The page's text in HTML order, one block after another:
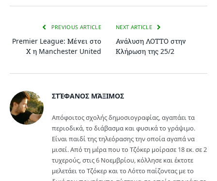
PREVIOUS ARTICLE
Premier League: Μένει στο
Χ η Manchester United
NEXT ARTICLE
Ανάλυση ΛΟΤΤΟ στην
Κλήρωση της 25/2
ΣΤΈΦΑΝΟΣ ΜΆΞΙΜΟΣ
Απόφοιτος σχολής δημοσιογραφίας, αγαπάει τα
περιοδικά, το διάβασμα και φυσικά το γράψιμο.
Είναι παιδί της τηλεόρασης την οποία αγαπά να
μισεί. Από τη μέρα που το Τζόκερ μοίρασε 18 εκ. σε 2
τυχερούς, στις 6 Νοεμβρίου, κόλλησε και έκτοτε
μελετάει το Τζόκερ και το Λόττο παίζοντας με το